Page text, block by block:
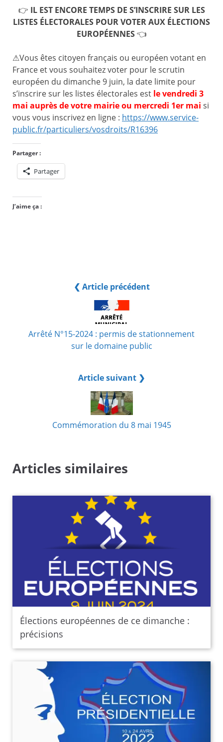
👉 IL EST ENCORE TEMPS DE S’INSCRIRE SUR LES
LISTES ÉLECTORALES POUR VOTER AUX ÉLECTIONS
EUROPÉENNES👈
⚠Vous êtes citoyen français ou européen votant en
France et vous souhaitez voter pour le scrutin
européen du dimanche 9 juin, la date limite pour
s’inscrire sur les listes électorales est le vendredi 3
mai auprès de votre mairie ou mercredi 1er mai si
vous vous inscrivez en ligne : https://www.service-
public.fr/particuliers/vosdroits/R16396
Partager :
Partager
J’aime ça :
❮ Article précédent
Arrêté N°15-2024 : permis de stationnement
sur le domaine public
Article suivant ❯
Commémoration du 8 mai 1945
Articles similaires
Élections européennes de ce dimanche :
précisions